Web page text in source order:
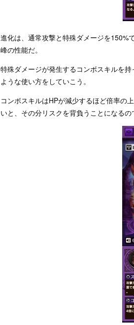
進化は、通常攻撃と特殊ダメージを150%
峰の性能だ。
特殊ダメージが発生するコンボスキルを
ような使い方をしていこう。
コンボスキルはHPが減少するほど倍率の
いと、その分リスクを背負うことになるの